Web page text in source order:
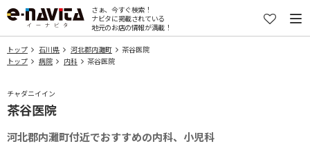
さぁ、今すぐ検索！
ナビタに掲載されている
地元のお店の情報が満載！
トップ 石川県 河北郡内灘町
茶谷医院
トップ
病院 内科 茶谷医院
チャダニイイン
茶谷医院
河北郡内灘町付近でおすすめの内科、小児科